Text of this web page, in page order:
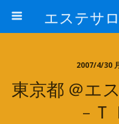
2007/4/30
東京都 ＠エ
– Ｔ